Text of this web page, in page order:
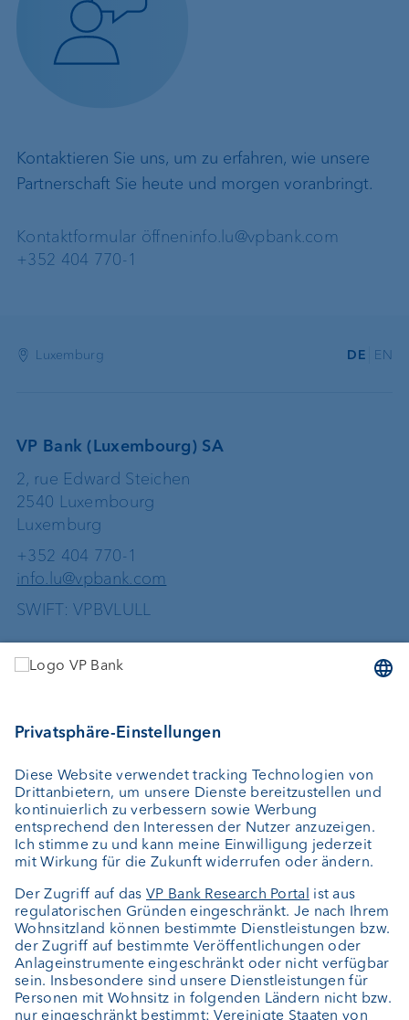
Kontaktieren Sie uns, um zu erfahren, wie unsere
Partnerschaft Sie heute und morgen voranbringt.
Kontaktformular öffneninfo.lu@vpbank.com
+352 404 770-1
Luxemburg DE EN
VP Bank (Luxembourg) SA
2, rue Edward Steichen
2540 Luxembourg
Luxemburg
+352 404 770-1
info.lu@vpbank.com
SWIFT: VPBVLULL
Dienstleistungen
Vermögensplanung
Depotbank
Externer Vermögensverwalter
Private Label Fonds
Investment Consulting
Über uns
Portrait
Jobs
News
Kundenfeedback
Kontakt